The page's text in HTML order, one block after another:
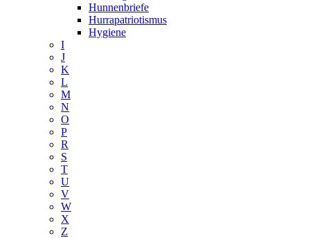
Hunnenbriefe
Hurrapatriotismus
Hygiene
I
J
K
L
M
N
O
P
R
S
T
U
V
W
X
Z